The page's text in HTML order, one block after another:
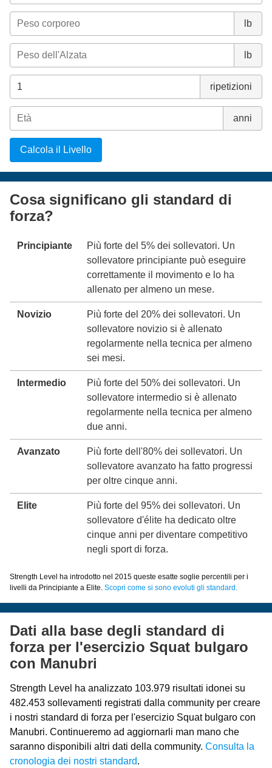
lb
lb
ripetizioni
anni
Calcola il Livello
Cosa significano gli standard di
forza?
Principiante
Più forte del 5% dei sollevatori. Un
sollevatore principiante può eseguire
correttamente il movimento e lo ha
allenato per almeno un mese.
Novizio
Più forte del 20% dei sollevatori. Un
sollevatore novizio si è allenato
regolarmente nella tecnica per almeno
sei mesi.
Intermedio
Più forte del 50% dei sollevatori. Un
sollevatore intermedio si è allenato
regolarmente nella tecnica per almeno
due anni.
Avanzato
Più forte dell'80% dei sollevatori. Un
sollevatore avanzato ha fatto progressi
per oltre cinque anni.
Elite
Più forte del 95% dei sollevatori. Un
sollevatore d'élite ha dedicato oltre
cinque anni per diventare competitivo
negli sport di forza.
Strength Level ha introdotto nel 2015 queste esatte soglie percentili per i
livelli da Principiante a Elite. Scopri come si sono evoluti gli standard.
Dati alla base degli standard di
forza per l'esercizio Squat bulgaro
con Manubri
Strength Level ha analizzato 103.979 risultati idonei su
482.453 sollevamenti registrati dalla community per creare
i nostri standard di forza per l'esercizio Squat bulgaro con
Manubri. Continueremo ad aggiornarli man mano che
saranno disponibili altri dati della community. Consulta la
cronologia dei nostri standard.